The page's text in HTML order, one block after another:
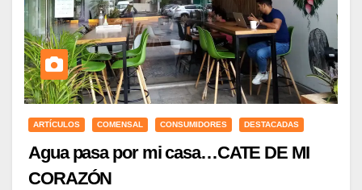
ARTÍCULOS COMENSAL CONSUMIDORES DESTACADAS
Agua pasa por mi casa…CATE DE MI
CORAZÓN